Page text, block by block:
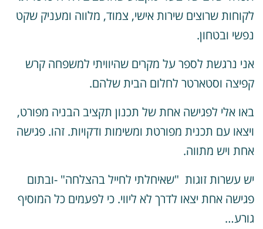
שרוצים שירות אישי, צמוד, מלווה ומעניק שקט
ובטחון.
נרגשת לספר על מקרים שהיוויתי למשפחה קרש
וסטארטר לחלום הבית שלהם.
אלי לפגישה אחת של תכנון תקציב הבניה מפורט,
עם תכנית מפורטת ומשימות ודקויות. זהו. פגישה
ויש מתווה.
עשרות זוגות "שאיחלתי לחייל בהצלחה" -ובתום
אחת יצאו לדרך לא ליווי. כי לפעמים כל המוסיף